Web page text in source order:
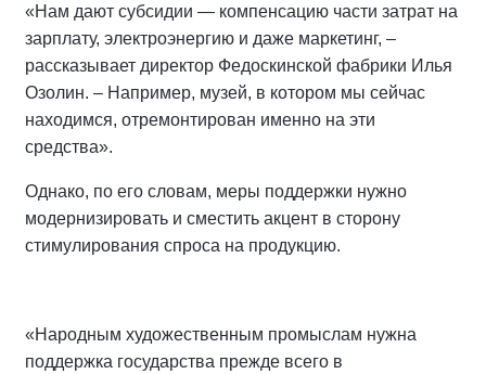
«Нам дают субсидии — компенсацию части затрат на
зарплату, электроэнергию и даже маркетинг, –
рассказывает директор Федоскинской фабрики Илья
Озолин. – Например, музей, в котором мы сейчас
находимся, отремонтирован именно на эти
средства».
Однако, по его словам, меры поддержки нужно
модернизировать и сместить акцент в сторону
стимулирования спроса на продукцию.
«Народным художественным промыслам нужна
поддержка государства прежде всего в